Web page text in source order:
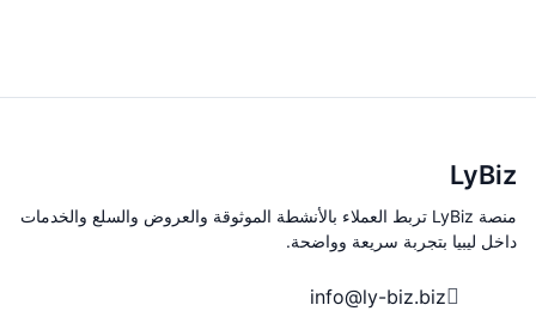
LyBiz
منصة LyBiz تربط العملاء بالأنشطة الموثوقة والعروض والسلع والخدمات
داخل ليبيا بتجربة سريعة وواضحة.
info@ly-biz.biz